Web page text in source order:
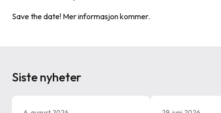
Save the date! Mer informasjon kommer.
Siste nyheter